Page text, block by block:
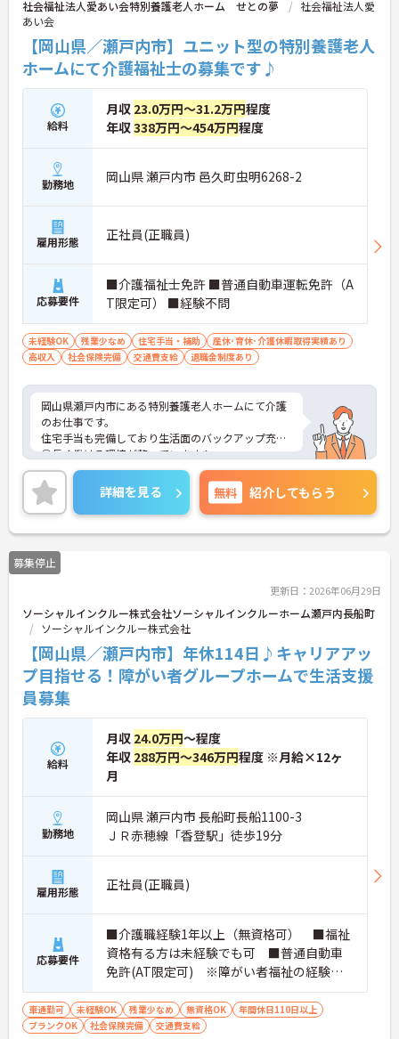
社会福祉法人愛あい会特別養護老人ホーム せとの夢
社会福祉法人愛
あい会
【岡山県／瀬戸内市】ユニット型の特別養護老人
ホームにて介護福祉士の募集です♪
給料
月収 23.0万円～31.2万円程度
年収338万円～454万円程度
勤務地 岡山県 瀬戸内市 邑久町虫明6268-2
雇用形態 正社員(正職員)
応募要件
■介護福祉士免許 ■普通自動車運転免許（A
T限定可） ■経験不問
未経験OK 残業少なめ 住宅手当・補助
産休･育休･介護休暇取得実績あり
高収入
社会保険完備 交通費支給 退職金制度あり
岡山県瀬戸内市にある特別養護老人ホームにて介護
のお仕事です。
住宅手当も完備しており生活面のバックアップ充実
◎長く働ける環境が整っています！
ご興味がある方は是非一度マイナビまでお問い合わ
せください。さらに詳細などお伝えします！
詳細を見る 無料 紹介してもらう
募集停止
更新日：2026年06月29日
ソーシャルインクルー株式会社ソーシャルインクルーホーム瀬戸内長船町
ソーシャルインクルー株式会社
【岡山県／瀬戸内市】年休114日♪キャリアアッ
プ目指せる！障がい者グループホームで生活支援
員募集
給料
月収 24.0万円～程度
年収 288万円～346万円程度 ※月給×12ヶ
月
勤務地
岡山県 瀬戸内市 長船町長船1100-3
ＪＲ赤穂線「香登駅」徒歩19分
雇用形態 正社員(正職員)
応募要件
■介護職経験1年以上（無資格可） ■福祉
資格有る方は未経験でも可 ■普通自動車
免許(AT限定可) ※障がい者福祉の経験は
不問です。※初任者研修資格 ヘルパー2級以
上の方、実務経験2年以上の方、障がい者福
祉に関する経験をお持ちの方大歓迎
車通勤可 未経験OK 残業少なめ 無資格OK
年間休日110日以上
ブランクOK
社会保険完備 交通費支給